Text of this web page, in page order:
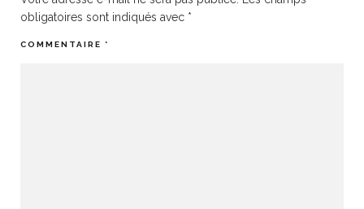
obligatoires sont indiqués avec *
COMMENTAIRE *